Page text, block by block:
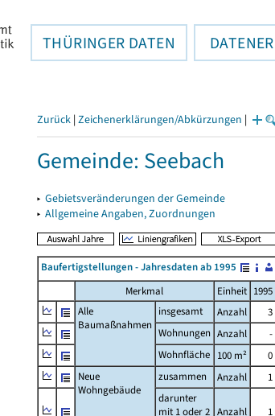
THÜRINGER DATEN
Zurück | Zeichenerklärungen/Abkürzungen |
Gemeinde: Seebach
▸ Gebietsveränderungen der Gemeinde
▸ Allgemeine Angaben, Zuordnungen
Baufertigstellungen - Jahresdaten ab 1995
Merkmal
Einheit 1995
Alle
Baumaßnahmen
insgesamt Anzahl 3
Wohnungen Anzahl -
Wohnfläche 100 m² 0
Neue
Wohngebäude
zusammen Anzahl 1
darunter
mit 1 oder 2 Anzahl 1